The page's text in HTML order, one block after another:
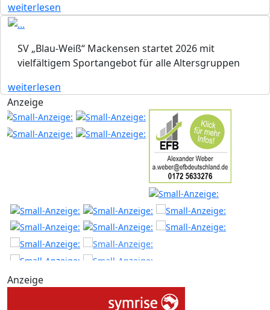
weiterlesen
SV „Blau-Weiß“ Mackensen startet 2026 mit
vielfältigem Sportangebot für alle Altersgruppen
weiterlesen
Anzeige
Anzeige